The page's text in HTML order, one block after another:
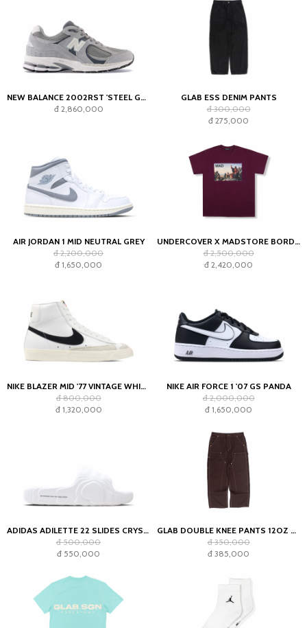
NEW BALANCE 2002RST 'STEEL GREY'
đ 2,860,000
GLAB ESS DENIM PANTS
đ 300,000
đ 275,000
AIR JORDAN 1 MID NEUTRAL GREY
đ 2,200,000
đ 1,650,000
UNDERCOVER X MADSTORE BORDEAUX T-SHIRT
đ 2,500,000
đ 2,420,000
NIKE BLAZER MID '77 VINTAGE WHITE BLACK
đ 800,000
đ 1,320,000
NIKE AIR FORCE 1 '07 GS PANDA
đ 2,000,000
đ 1,650,000
ADIDAS ADILETTE 22 SLIDES CRYSTAL WHITE
đ 500,000
đ 550,000
GLAB DOUBLE KNEE PANTS 12OZ CHOCOLATE
đ 350,000
đ 385,000